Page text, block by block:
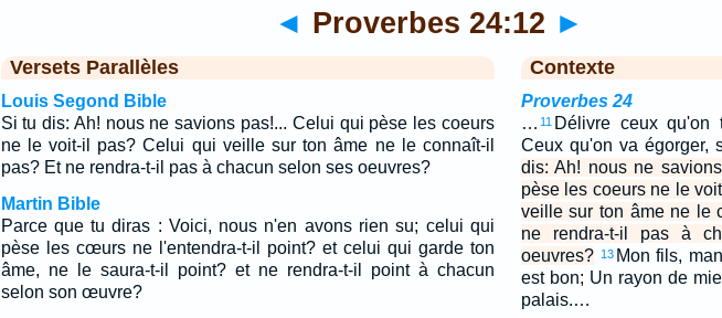
◄ Proverbes 24:12 ►
Versets Parallèles
Louis Segond Bible
Si tu dis: Ah! nous ne savions pas!... Celui qui pèse les coeurs
ne le voit-il pas? Celui qui veille sur ton âme ne le connaît-il
pas? Et ne rendra-t-il pas à chacun selon ses oeuvres?
Martin Bible
Parce que tu diras : Voici, nous n'en avons rien su; celui qui
pèse les cœurs ne l'entendra-t-il point? et celui qui garde ton
âme, ne le saura-t-il point? et ne rendra-t-il point à chacun
selon son œuvre?
Contexte
Proverbes 24
… 11 Délivre ceux qu'on
Ceux qu'on va égorger,
dis: Ah! nous ne
pèse les coeurs ne le
veille sur ton âme ne le
ne rendra-t-il pas à
oeuvres? 13 Mon fils,
est bon; Un rayon de
palais.…